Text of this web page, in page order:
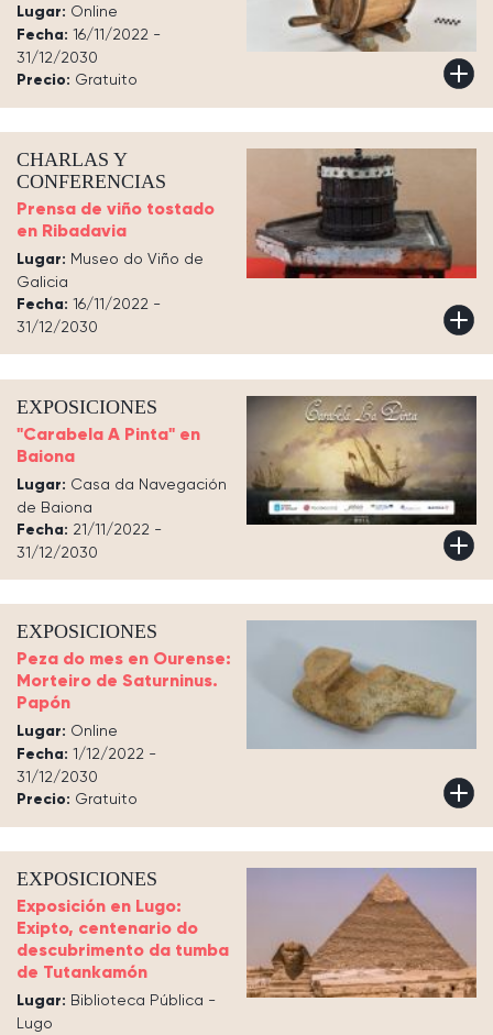
Lugar: Online
Fecha: 16/11/2022 -
31/12/2030
Precio: Gratuito
CHARLAS Y
CONFERENCIAS
Prensa de viño tostado
en Ribadavia
Lugar: Museo do Viño de
Galicia
Fecha: 16/11/2022 -
31/12/2030
EXPOSICIONES
"Carabela A Pinta" en
Baiona
Lugar: Casa da Navegación
de Baiona
Fecha: 21/11/2022 -
31/12/2030
EXPOSICIONES
Peza do mes en Ourense:
Morteiro de Saturninus.
Papón
Lugar: Online
Fecha: 1/12/2022 -
31/12/2030
Precio: Gratuito
EXPOSICIONES
Exposición en Lugo:
Exipto, centenario do
descubrimento da tumba
de Tutankamón
Lugar: Biblioteca Pública -
Lugo